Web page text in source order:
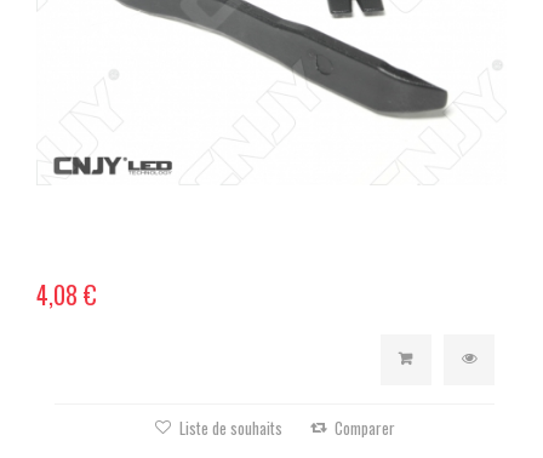
4,08 €
Liste de souhaits Comparer